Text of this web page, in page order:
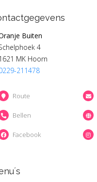
Buiten
4
MK Hoorn
211478
Route
Bellen
Facebook